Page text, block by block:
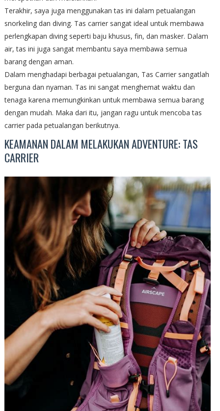
Terakhir, saya juga menggunakan tas ini dalam petualangan
snorkeling dan diving. Tas carrier sangat ideal untuk membawa
perlengkapan diving seperti baju khusus, fin, dan masker. Dalam
air, tas ini juga sangat membantu saya membawa semua
barang dengan aman.
Dalam menghadapi berbagai petualangan, Tas Carrier sangatlah
berguna dan nyaman. Tas ini sangat menghemat waktu dan
tenaga karena memungkinkan untuk membawa semua barang
dengan mudah. Maka dari itu, jangan ragu untuk mencoba tas
carrier pada petualangan berikutnya.
KEAMANAN DALAM MELAKUKAN ADVENTURE: TAS
CARRIER